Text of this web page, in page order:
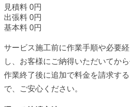
見積料 0円
出張料 0円
基本料 0円
サービス施工前に作業手順や必要
し、お客様にご納得いただいてか
作業終了後に追加で料金を請求す
で、ご安心ください。